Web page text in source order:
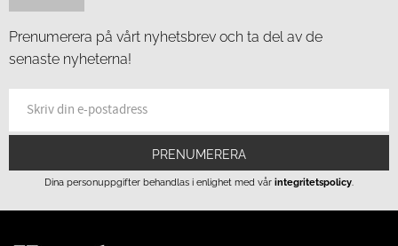
Prenumerera på vårt nyhetsbrev och ta del av de
senaste nyheterna!
PRENUMERERA
Dina personuppgifter behandlas i enlighet med vår integritetspolicy.